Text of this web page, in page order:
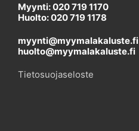
Myynti: 020 719 1170
Huolto: 020 719 1178
myynti@myymalakaluste.fi
huolto@myymalakaluste.fi
Tietosuojaseloste